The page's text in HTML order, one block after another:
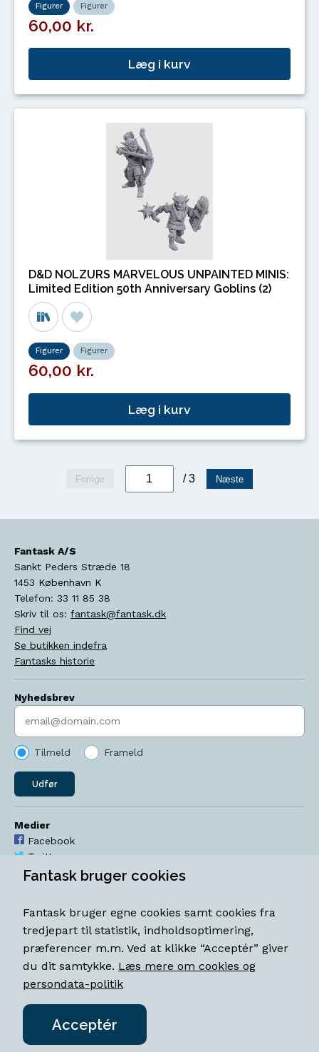
Figurer Figurer
60,00 kr.
Læg i kurv
D&D NOLZURS MARVELOUS UNPAINTED MINIS:
Limited Edition 50th Anniversary Goblins (2)
Figurer Figurer
60,00 kr.
Læg i kurv
Forrige / 3 Næste
Fantask A/S
Sankt Peders Stræde 18
1453 København K
Telefon: 33 11 85 38
Skriv til os: fantask@fantask.dk
Find vej
Se butikken indefra
Fantasks historie
Nyhedsbrev
Indtast søgeord
Tilmeld Frameld
Udfør
Medier
Facebook
Twitter
YouTube
Åbningstider
Mandag-torsdag 11-18
Fredag 11-18.30
Lørdag 11-15
Fantask bruger cookies
Fantask bruger egne cookies samt cookies fra
tredjepart til statistik, indholdsoptimering,
præferencer m.m. Ved at klikke “Acceptér” giver
du dit samtykke. Læs mere om cookies og
persondata-politik
Acceptér